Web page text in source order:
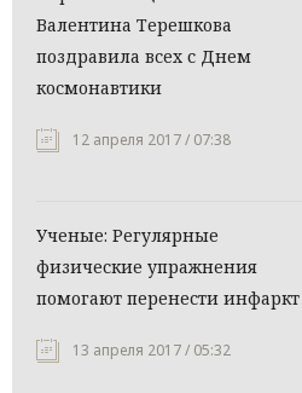
Валентина Терешкова
поздравила всех с Днем
космонавтики
12 апреля 2017 / 07:38
Ученые: Регулярные
физические упражнения
помогают перенести инфаркт
13 апреля 2017 / 05:32